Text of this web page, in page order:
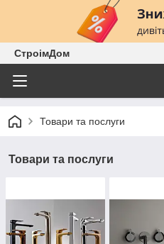
СтроімДом
Товари та послуги
Товари та послуги